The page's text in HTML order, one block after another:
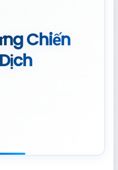
Chiến